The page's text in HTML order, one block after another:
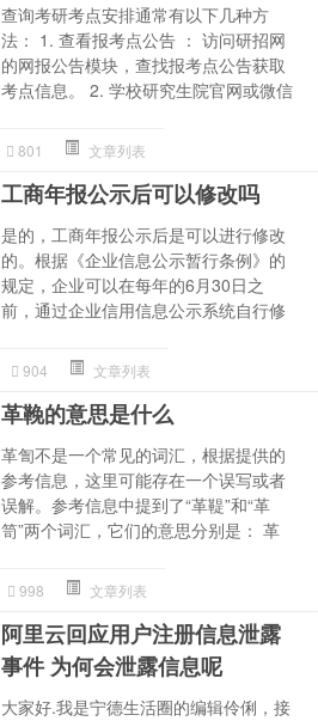
查询考研考点安排通常有以下几种方
法： 1. 查看报考点公告 ： 访问研招网
的网报公告模块，查找报考点公告获取
考点信息。 2. 学校研究生院官网或微信
801 文章列表
工商年报公示后可以修改吗
是的，工商年报公示后是可以进行修改
的。根据《企业信息公示暂行条例》的
规定，企业可以在每年的6月30日之
前，通过企业信用信息公示系统自行修
904 文章列表
革鞔的意思是什么
革訇不是一个常见的词汇，根据提供的
参考信息，这里可能存在一个误写或者
误解。参考信息中提到了“革鞮”和“革
笥”两个词汇，它们的意思分别是： 革
998 文章列表
阿里云回应用户注册信息泄露
事件 为何会泄露信息呢
大家好.我是宁德生活圈的编辑伶俐，接